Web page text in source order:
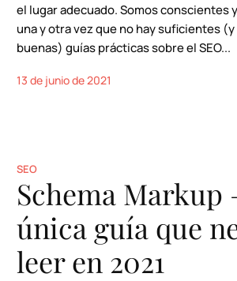
el lugar adecuado. Somos conscientes
una y otra vez que no hay suficientes
buenas) guías prácticas sobre el SEO...
13 de junio de 2021
SEO
Schema Markup
única guía que
leer en 2021